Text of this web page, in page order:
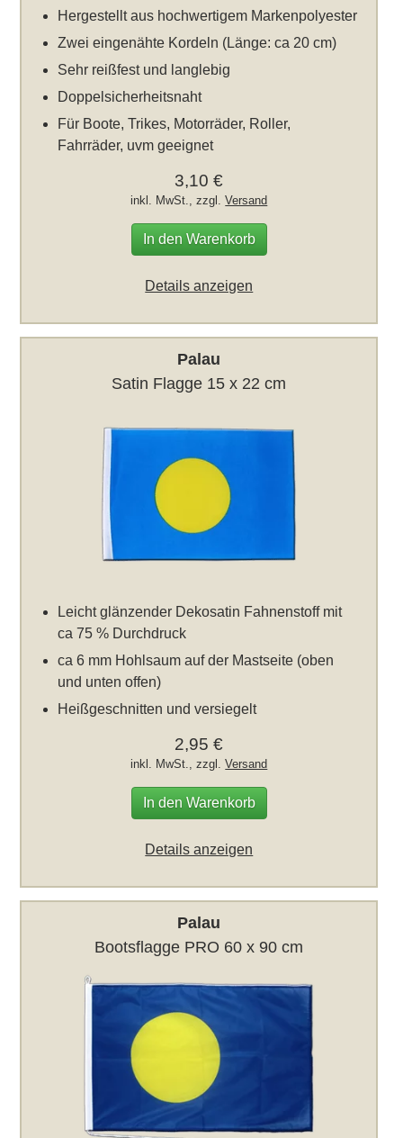
Hergestellt aus hochwertigem Markenpolyester
Zwei eingenähte Kordeln (Länge: ca 20 cm)
Sehr reißfest und langlebig
Doppelsicherheitsnaht
Für Boote, Trikes, Motorräder, Roller,
Fahrräder, uvm geeignet
3,10 €
inkl. MwSt., zzgl.Versand
In den Warenkorb
Details anzeigen
Palau
Satin Flagge 15 x 22 cm
Leicht glänzender Dekosatin Fahnenstoff mit
ca 75 % Durchdruck
ca 6 mm Hohlsaum auf der Mastseite (oben
und unten offen)
Heißgeschnitten und versiegelt
2,95 €
inkl. MwSt., zzgl.Versand
In den Warenkorb
Details anzeigen
Palau
Bootsflagge PRO 60 x 90 cm